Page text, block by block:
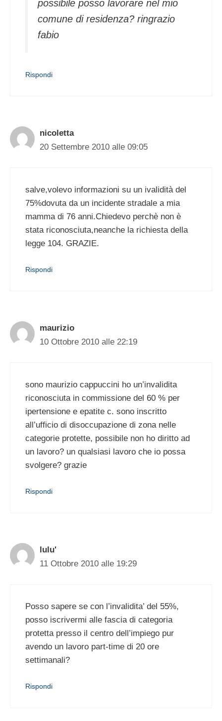
possibile posso lavorare nel mio
comune di residenza? ringrazio
fabio
Rispondi
nicoletta
20 Settembre 2010 alle 09:05
salve,volevo informazioni su un ivalidità del
75%dovuta da un incidente stradale a mia
mamma di 76 anni.Chiedevo perchè non è
stata riconosciuta,neanche la richiesta della
legge 104. GRAZIE.
Rispondi
maurizio
10 Ottobre 2010 alle 22:19
sono maurizio cappuccini ho un’invalidita
riconosciuta in commissione del 60 % per
ipertensione e epatite c. sono inscritto
all’ufficio di disoccupazione di zona nelle
categorie protette, possibile non ho diritto ad
un lavoro? un qualsiasi lavoro che io possa
svolgere? grazie
Rispondi
lulu'
11 Ottobre 2010 alle 19:29
Posso sapere se con l’invalidita’ del 55%,
posso iscrivermi alle fascia di categoria
protetta presso il centro dell’impiego pur
avendo un lavoro part-time di 20 ore
settimanali?
Rispondi